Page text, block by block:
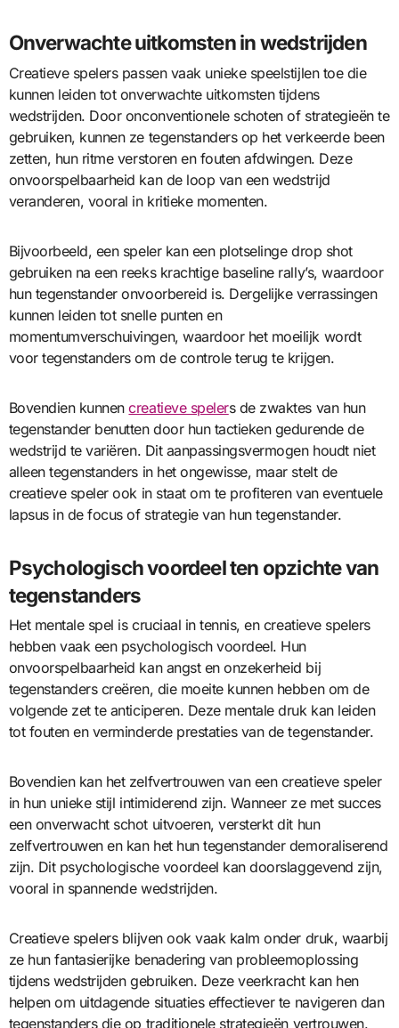
Onverwachte uitkomsten in wedstrijden
Creatieve spelers passen vaak unieke speelstijlen toe die
kunnen leiden tot onverwachte uitkomsten tijdens
wedstrijden. Door onconventionele schoten of strategieën te
gebruiken, kunnen ze tegenstanders op het verkeerde been
zetten, hun ritme verstoren en fouten afdwingen. Deze
onvoorspelbaarheid kan de loop van een wedstrijd
veranderen, vooral in kritieke momenten.
Bijvoorbeeld, een speler kan een plotselinge drop shot
gebruiken na een reeks krachtige baseline rally’s, waardoor
hun tegenstander onvoorbereid is. Dergelijke verrassingen
kunnen leiden tot snelle punten en
momentumverschuivingen, waardoor het moeilijk wordt
voor tegenstanders om de controle terug te krijgen.
Bovendien kunnencreatieve spelers de zwaktes van hun
tegenstander benutten door hun tactieken gedurende de
wedstrijd te variëren. Dit aanpassingsvermogen houdt niet
alleen tegenstanders in het ongewisse, maar stelt de
creatieve speler ook in staat om te profiteren van eventuele
lapsus in de focus of strategie van hun tegenstander.
Psychologisch voordeel ten opzichte van
tegenstanders
Het mentale spel is cruciaal in tennis, en creatieve spelers
hebben vaak een psychologisch voordeel. Hun
onvoorspelbaarheid kan angst en onzekerheid bij
tegenstanders creëren, die moeite kunnen hebben om de
volgende zet te anticiperen. Deze mentale druk kan leiden
tot fouten en verminderde prestaties van de tegenstander.
Bovendien kan het zelfvertrouwen van een creatieve speler
in hun unieke stijl intimiderend zijn. Wanneer ze met succes
een onverwacht schot uitvoeren, versterkt dit hun
zelfvertrouwen en kan het hun tegenstander demoraliserend
zijn. Dit psychologische voordeel kan doorslaggevend zijn,
vooral in spannende wedstrijden.
Creatieve spelers blijven ook vaak kalm onder druk, waarbij
ze hun fantasierijke benadering van probleemoplossing
tijdens wedstrijden gebruiken. Deze veerkracht kan hen
helpen om uitdagende situaties effectiever te navigeren dan
tegenstanders die op traditionele strategieën vertrouwen.